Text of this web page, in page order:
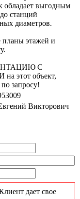
обладает выгодным
станций
диаметров.
планы этажей и
С
этот объект,
запросу!
Викторович
дает свое